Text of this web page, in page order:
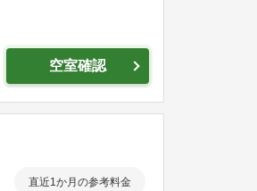
空室確認
直近1か月の参考料金